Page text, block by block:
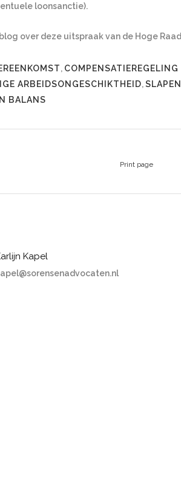
loonsanctie).
over deze uitspraak van de Hoge Raad
,
ARBEIDSONGESCHIKTHEID,
BALANS
Print page
Kapel